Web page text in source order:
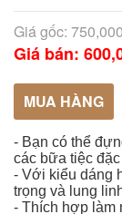
Giá gốc:
Giá bán:
MUA HÀNG
- Bạn có thể
các bữa tiệc
- Với kiểu dáng
trọng và lung
- Thích hợp làm